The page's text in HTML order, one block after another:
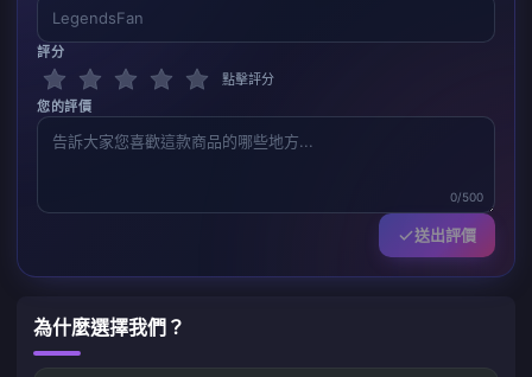
評分
點擊評分
您的評價
0/500
送出評價
為什麼選擇我們？